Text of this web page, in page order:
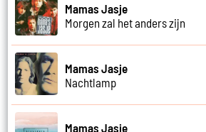
Mamas Jasje
Morgen zal het anders zijn
Mamas Jasje
Nachtlamp
Mamas Jasje